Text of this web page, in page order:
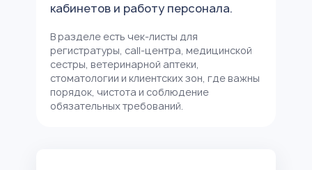
кабинетов и работу персонала.
В разделе есть чек-листы для
регистратуры, call-центра, медицинской
сестры, ветеринарной аптеки,
стоматологии и клиентских зон, где важны
порядок, чистота и соблюдение
обязательных требований.